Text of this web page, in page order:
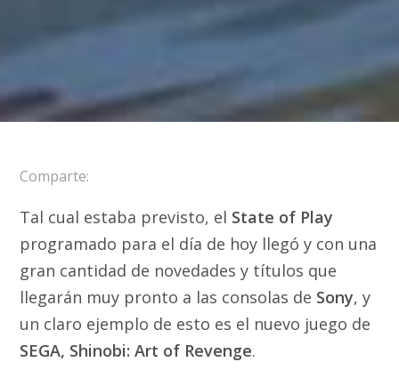
Comparte:
Tal cual estaba previsto, el State of Play
programado para el día de hoy llegó y con una
gran cantidad de novedades y títulos que
llegarán muy pronto a las consolas de Sony, y
un claro ejemplo de esto es el nuevo juego de
SEGA, Shinobi: Art of Revenge.